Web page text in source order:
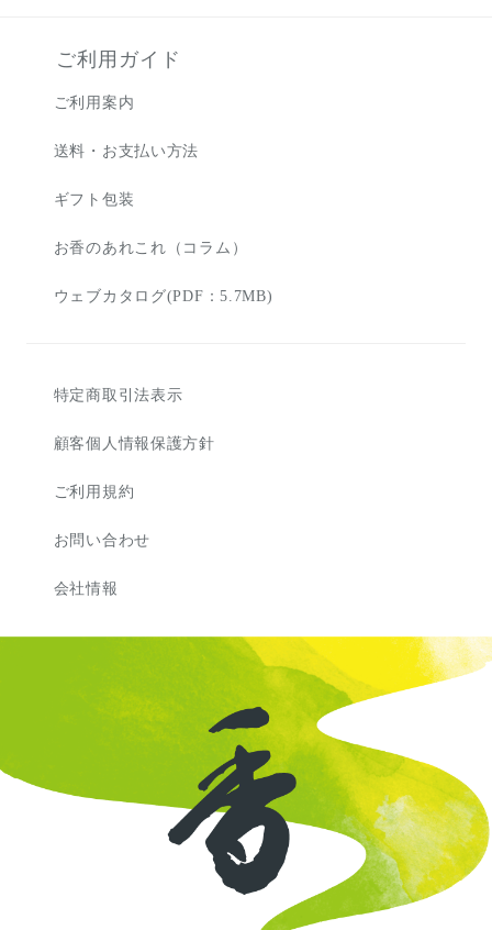
ご利用ガイド
ご利用案内
送料・お支払い方法
ギフト包装
お香のあれこれ（コラム）
ウェブカタログ(PDF：5.7MB)
特定商取引法表示
顧客個人情報保護方針
ご利用規約
お問い合わせ
会社情報